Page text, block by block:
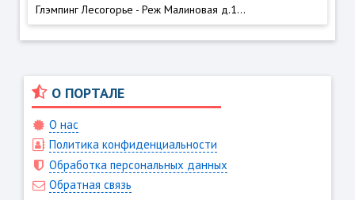
Глэмпинг Лесогорье - Реж Малиновая д.1...
О ПОРТАЛЕ
О нас
Политика конфиденциальности
Обработка персональных данных
Обратная связь